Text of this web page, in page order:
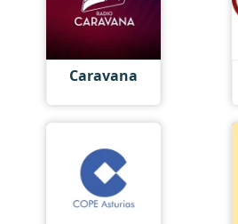
Caravana